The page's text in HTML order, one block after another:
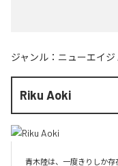
ジャンル： ニューエイジ
Riku Aoki
青木陸は、一度きりしか存